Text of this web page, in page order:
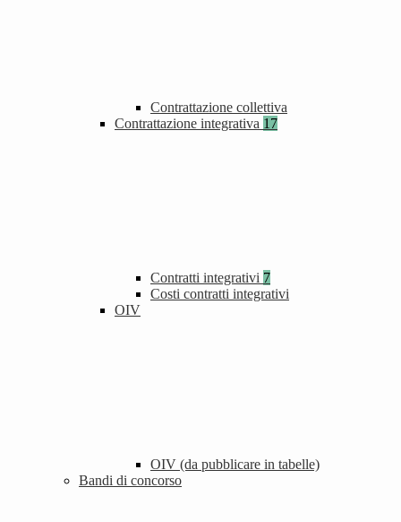
Contrattazione collettiva
Contrattazione integrativa 17
Contratti integrativi 7
Costi contratti integrativi
OIV
OIV (da pubblicare in tabelle)
Bandi di concorso